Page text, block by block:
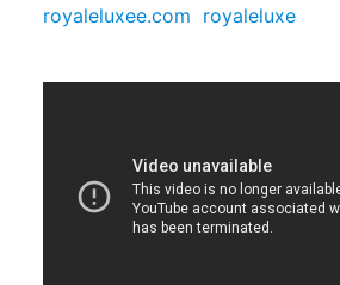
royaleluxee.com royaleluxe